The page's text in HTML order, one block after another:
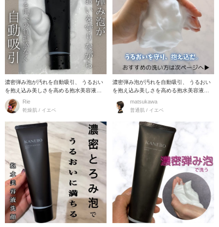
濃密弾み泡が汚れを自動吸引、 うるおい
を抱え込み美しさを高める抱水美容液洗
顔。 カネボウ
Rie
乾燥肌 / イエベ
濃密弾み泡が汚れを自動吸引、 うるおい
を抱え込み美しさを高める抱水美容液洗
matsukawa
普通肌 / イエベ